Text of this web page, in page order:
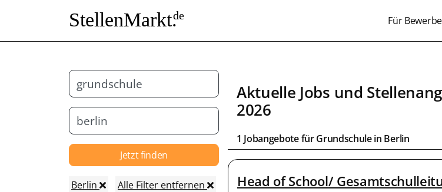
StellenMarkt.de Für
Jetzt finden
Berlin Alle Filter entfernen
Aktuelle Jobs und
2026
1 Jobangebote fürGrundschulein Berlin
Head of School/